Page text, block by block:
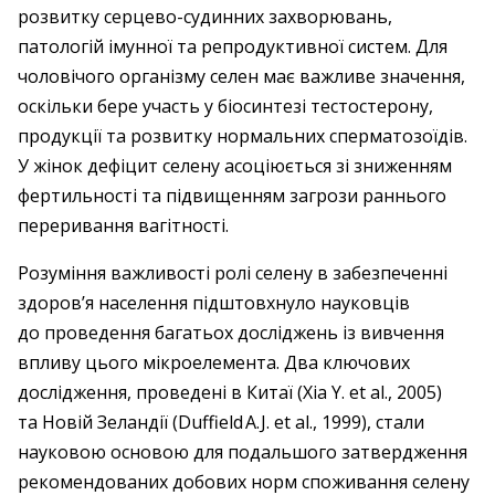
розвитку серцево-судин­них захворювань,
патологій імунної та репродуктивної систем. Для
чоловічого організму селен має важливе значення,
оскільки бере участь у біосинтезі тестостерону,
продукції та розвитку нормальних сперматозоїдів.
У жінок дефіцит селену асоціюється зі зниженням
фертильності та підвищенням загрози раннього
переривання вагітності.
Розуміння важливості ролі селену в забезпеченні
здоров’я населення підштовхнуло науковців
до проведення багатьох досліджень із вивчення
впливу цього мікроелемента. Два ключових
дослідження, проведені в Китаї (Xia Y. et al., 2005)
та Новій Зеландії (Duffield A. J. et al., 1999), стали
науковою основою для подальшого затвердження
рекомендованих добових норм споживання селену